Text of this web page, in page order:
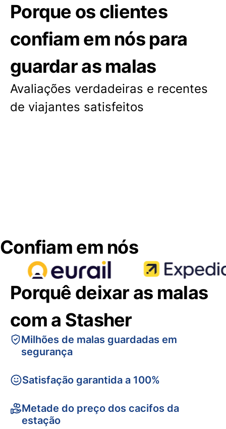
Porque os clientes
confiam em nós para
guardar as malas
Avaliações verdadeiras e recentes
de viajantes satisfeitos
Confiam em nós
Porquê deixar as malas
com a Stasher
Milhões de malas guardadas em
segurança
Satisfação garantida a 100%
Metade do preço dos cacifos da
estação